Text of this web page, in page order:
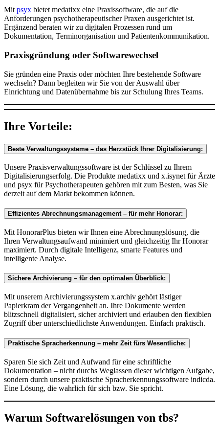
Mit psyx bietet medatixx eine Praxissoftware, die auf die
Anforderungen psychotherapeutischer Praxen ausgerichtet ist.
Ergänzend beraten wir zu digitalen Prozessen rund um
Dokumentation, Terminorganisation und Patientenkommunikation.
Praxisgründung oder Softwarewechsel
Sie gründen eine Praxis oder möchten Ihre bestehende Software
wechseln? Dann begleiten wir Sie von der Auswahl über
Einrichtung und Datenübernahme bis zur Schulung Ihres Teams.
Ihre Vorteile:
Beste Verwaltungssysteme – das Herzstück Ihrer Digitalisierung:
Unsere Praxisverwaltungssoftware ist der Schlüssel zu Ihrem
Digitalisierungserfolg. Die Produkte medatixx und x.isynet für Ärzte
und psyx für Psychotherapeuten gehören mit zum Besten, was Sie
derzeit auf dem Markt bekommen können.
Effizientes Abrechnungsmanagement – für mehr Honorar:
Mit HonorarPlus bieten wir Ihnen eine Abrechnungslösung, die
Ihren Verwaltungsaufwand minimiert und gleichzeitig Ihr Honorar
maximiert. Durch digitale Intelligenz, smarte Features und
intelligente Analyse.
Sichere Archivierung – für den optimalen Überblick:
Mit unserem Archivierungssystem x.archiv gehört lästiger
Papierkram der Vergangenheit an. Ihre Dokumente werden
blitzschnell digitalisiert, sicher archiviert und erlauben den flexiblen
Zugriff über unterschiedlichste Anwendungen. Einfach praktisch.
Praktische Spracherkennung – mehr Zeit fürs Wesentliche:
Sparen Sie sich Zeit und Aufwand für eine schriftliche
Dokumentation – nicht durchs Weglassen dieser wichtigen Aufgabe,
sondern durch unsere praktische Spracherkennungssoftware indicda.
Eine Lösung, die wahrlich für sich bzw. Sie spricht.
Warum Softwarelösungen von tbs?